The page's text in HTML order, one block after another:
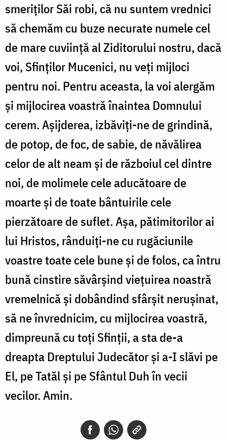
smeriţilor Săi robi, că nu suntem vrednici
să chemăm cu buze necurate numele cel
de mare cuviinţă al Ziditorului nostru, dacă
voi, Sfinţilor Mucenici, nu veţi mijloci
pentru noi. Pentru aceasta, la voi alergăm
şi mijlocirea voastră înaintea Domnului
cerem. Aşijderea, izbăviţi-ne de grindină,
de potop, de foc, de sabie, de năvălirea
celor de alt neam şi de războiul cel dintre
noi, de molimele cele aducătoare de
moarte şi de toate bântuirile cele
pierzătoare de suflet. Aşa, pătimitorilor ai
lui Hristos, rânduiţi-ne cu rugăciunile
voastre toate cele bune şi de folos, ca întru
bună cinstire săvârşind vieţuirea noastră
vremelnică şi dobândind sfârşit neruşinat,
să ne învrednicim, cu mijlocirea voastră,
dimpreună cu toţi Sfinţii, a sta de-a
dreapta Dreptului Judecător şi a-I slăvi pe
El, pe Tatăl şi pe Sfântul Duh în vecii
vecilor. Amin.